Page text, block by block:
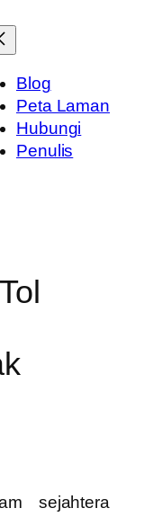
Blog
Peta Laman
Hubungi
Penulis
sejahtera